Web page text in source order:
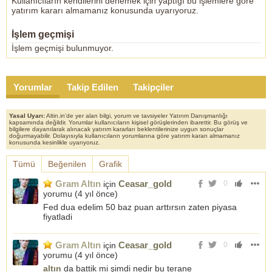
yatırım kararı almamanız konusunda uyarıyoruz.
İşlem geçmişi
İşlem geçmişi bulunmuyor.
Yorumlar Takip Edilen Takipçiler
Yasal Uyarı:Altin.in'de yer alan bilgi, yorum ve tavsiyeler Yatırım Danışmanlığı
kapsamında değildir. Yorumlar kullanıcıların kişisel görüşlerinden ibarettir. Bu görüş ve
bilgilere dayanılarak alınacak yatırım kararları beklentilerinize uygun sonuçlar
doğurmayabilir. Dolayısıyla kullanıcıların yorumlarına göre yatırım kararı almamanız
konusunda kesinlikle uyarıyoruz.
Tümü Beğenilen Grafik
0
Gram Altın için Ceasar_gold
yorumu (4 yıl önce)
Fed dua edelim 50 baz puan arttırsın zaten piyasa
fiyatladi
0
Gram Altın için Ceasar_gold
yorumu (4 yıl önce)
altın da battik mi şimdi nedir bu terane